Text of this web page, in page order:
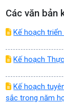
Các văn bản
Kế hoạch
Kế hoạch
Kế hoạch
sắc trong năm